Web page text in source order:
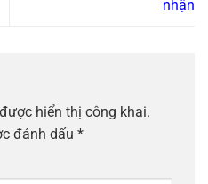
nhận
hiển thị công khai.
đánh dấu *